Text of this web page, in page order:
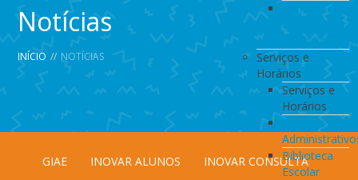
Coordenação
de
Serviços e
Horários
Serviços e
Horários
Serviços
Biblioteca
Escolar
Notícias
INÍCIO // NOTÍCIAS
GIAE INOVAR ALUNOS
INOVAR CONSULTA